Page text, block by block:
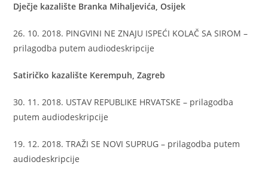
Dječje kazalište Branka Mihaljevića, Osijek
26. 10. 2018. PINGVINI NE ZNAJU ISPEĆI KOLAČ SA SIROM –
prilagodba putem audiodeskripcije
Satiričko kazalište Kerempuh, Zagreb
30. 11. 2018. USTAV REPUBLIKE HRVATSKE – prilagodba
putem audiodeskripcije
19. 12. 2018. TRAŽI SE NOVI SUPRUG – prilagodba putem
audiodeskripcije